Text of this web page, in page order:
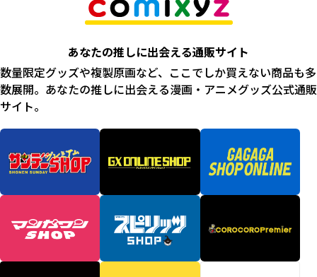
あなたの推しに出会える通販サイト
数量限定グッズや複製原画など、ここでしか買えない商品も多
数展開。あなたの推しに出会える漫画・アニメグッズ公式通販
サイト。